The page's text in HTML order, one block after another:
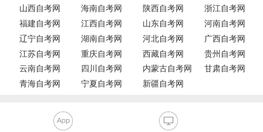
山西自考网
海南自考网 陕西自考网
浙江自考网
福建自考网
江西自考网 山东自考网
河南自考网
辽宁自考网
湖南自考网 河北自考网
广西自考网
江苏自考网
重庆自考网 西藏自考网
贵州自考网
云南自考网
四川自考网 内蒙古自考网
甘肃自考网
青海自考网
宁夏自考网 新疆自考网